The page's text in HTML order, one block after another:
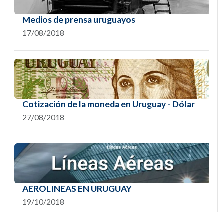
Medios de prensa uruguayos
17/08/2018
Cotización de la moneda en Uruguay - Dólar
27/08/2018
AEROLINEAS EN URUGUAY
19/10/2018